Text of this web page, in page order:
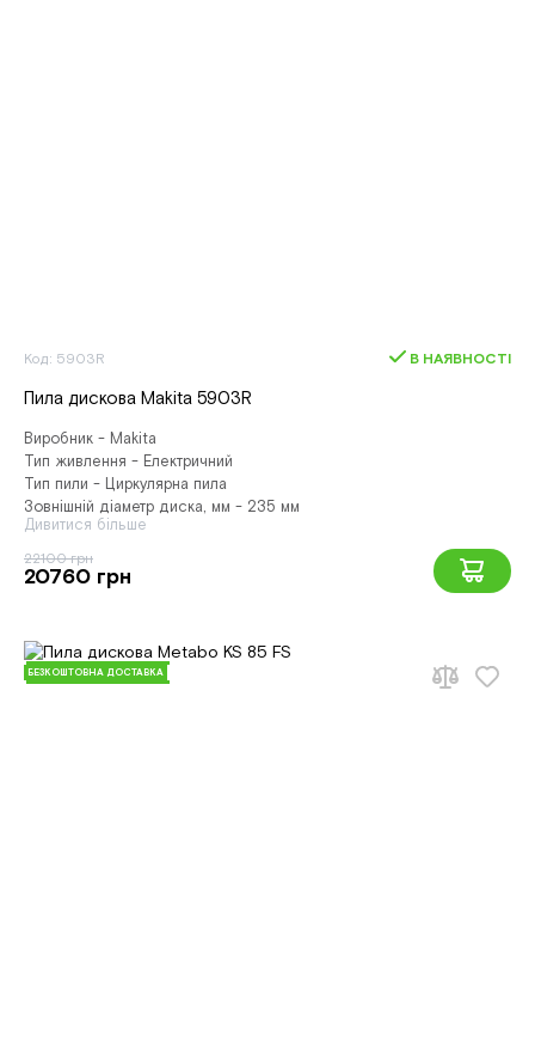
Код: 5903R В НАЯВНОСТІ
Пила дискова Makita 5903R
Виробник - Makita
Тип живлення - Електричний
Тип пили - Циркулярна пила
Зовнішній діаметр диска, мм - 235 мм
Дивитися більше
22100 грн
20760 грн
БЕЗКОШТОВНА ДОСТАВКА